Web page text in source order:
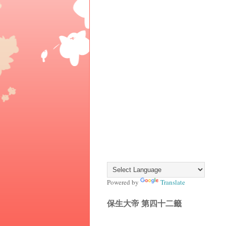
Powered by Translate
保生大帝 第四十二籤